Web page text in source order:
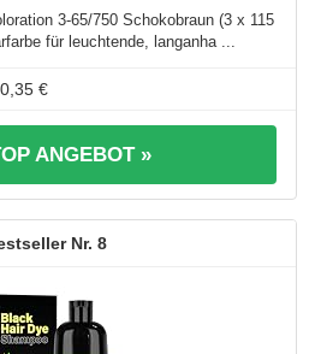
3-65/750 Schokobraun (3 x 115
für leuchtende, langanha ...
€
ANGEBOT »
8